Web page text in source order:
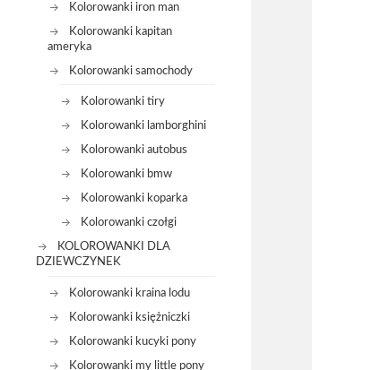
Kolorowanki iron man
Kolorowanki kapitan
ameryka
Kolorowanki samochody
Kolorowanki tiry
Kolorowanki lamborghini
Kolorowanki autobus
Kolorowanki bmw
Kolorowanki koparka
Kolorowanki czołgi
KOLOROWANKI DLA
DZIEWCZYNEK
Kolorowanki kraina lodu
Kolorowanki księżniczki
Kolorowanki kucyki pony
Kolorowanki my little pony